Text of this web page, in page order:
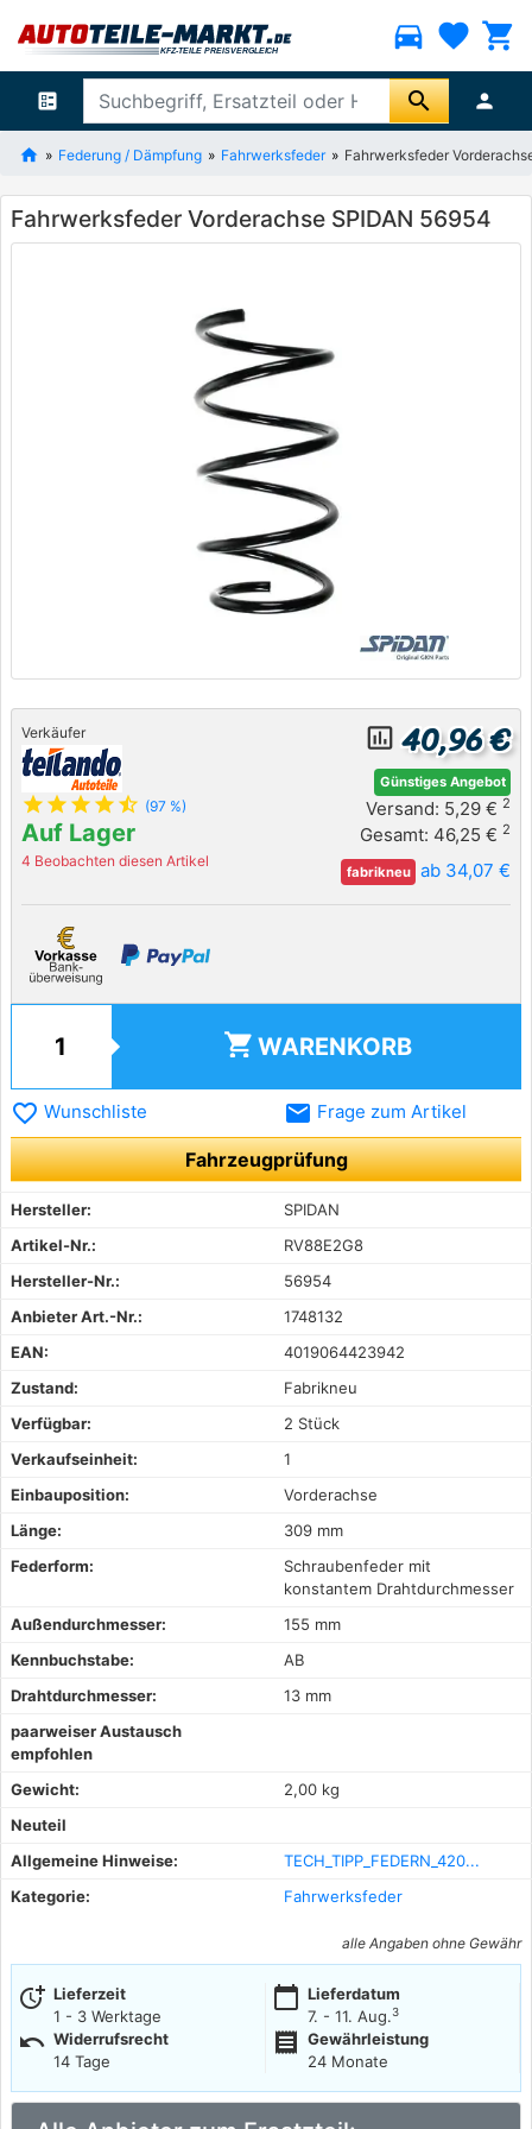
directions_car favorite shopping_cart
ballot search person
Federung / Dämpfung Fahrwerksfeder Fahrwerksfeder
Fahrwerksfeder Vorderachse SPIDAN 56954
Verkäufer
star star star star star_half (97 %)
Auf Lager
4 Beobachten diesen Artikel
insert_chart_outlined 40,96 €
Günstiges Angebot
Versand: 5,29 € 2
Gesamt: 46,25 € 2
fabrikneu ab 34,07 €
shopping_cart WARENKORB
favorite_border Wunschliste email Frage zum Artikel
Fahrzeugprüfung
Hersteller:
SPIDAN
Artikel-Nr.:
RV88E2G8
Hersteller-Nr.:
56954
Anbieter Art.-Nr.:
1748132
EAN:
4019064423942
Zustand:
Fabrikneu
Verfügbar:
2 Stück
Verkaufseinheit:
1
Einbauposition:
Vorderachse
Länge:
309 mm
Federform:
Schraubenfeder mit
konstantem Drahtdurchmesser
Außendurchmesser:
155 mm
Kennbuchstabe:
AB
Drahtdurchmesser:
13 mm
paarweiser Austausch
empfohlen
Gewicht:
2,00 kg
Neuteil
Allgemeine Hinweise:
TECH_TIPP_FEDERN_420...
Kategorie:
Fahrwerksfeder
alle Angaben ohne Gewähr
more_time Lieferzeit
1 - 3 Werktage
calendar_today Lieferdatum
7. - 11. Aug.3
undo Widerrufsrecht
14 Tage
receipt
Gewährleistung
24 Monate